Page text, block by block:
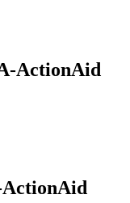
ActionAid
ActionAid